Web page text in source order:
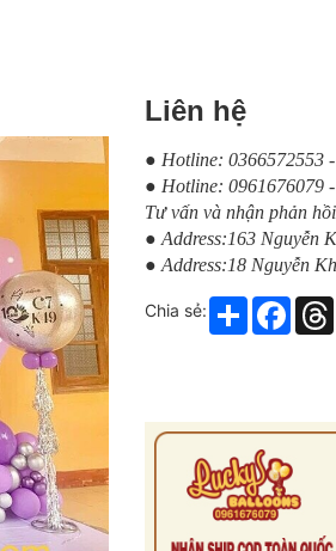
Liên hệ
● Hotline: 0366572553
● Hotline: 0961676079
Tư vấn và nhận phản
● Address:163 Nguyễn
● Address:18 Nguyễn
Chia sẻ: Share